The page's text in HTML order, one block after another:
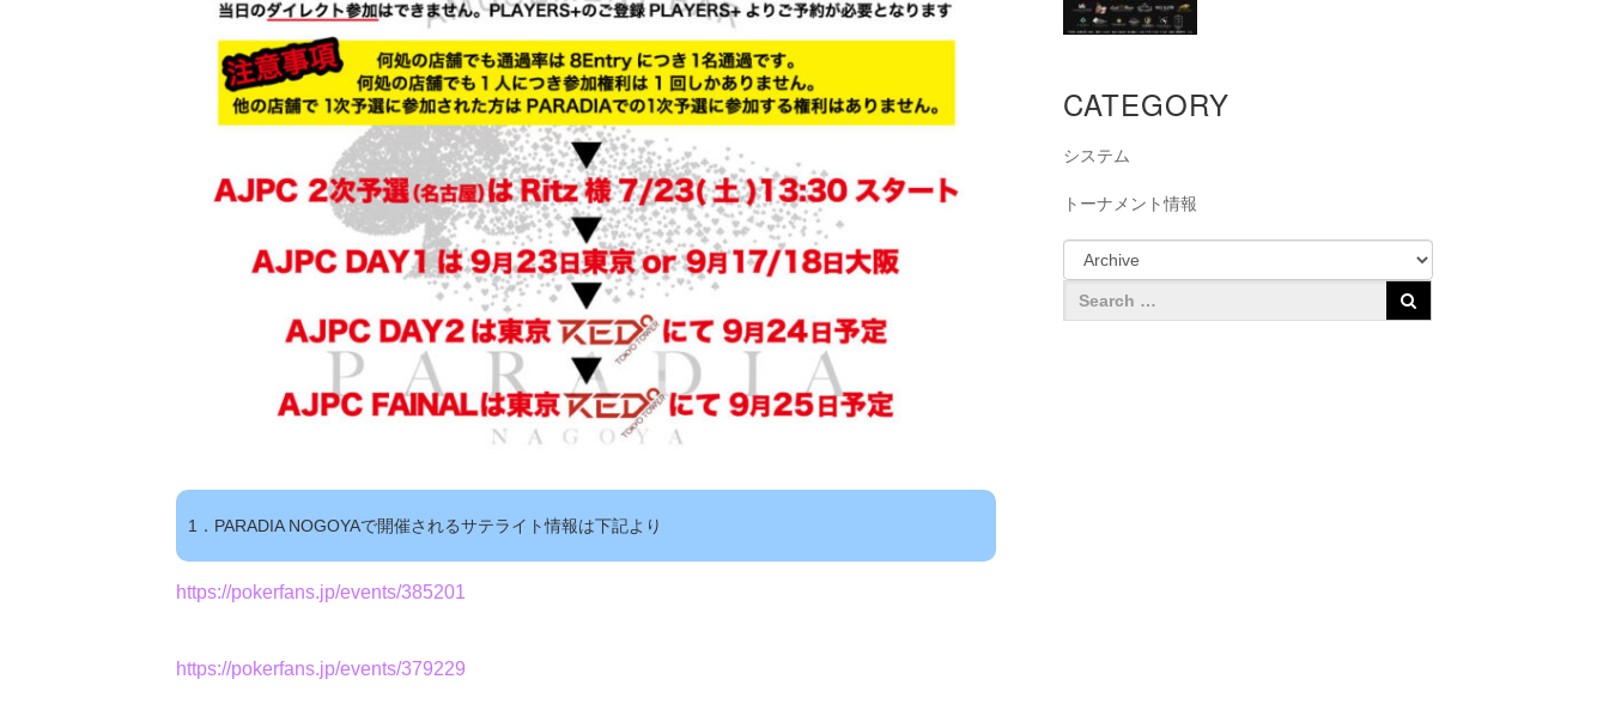
1．PARADIA NOGOYAで開催されるサテライト情報は下記より
https://pokerfans.jp/events/385201
https://pokerfans.jp/events/379229
CATEGORY
システム
トーナメント情報